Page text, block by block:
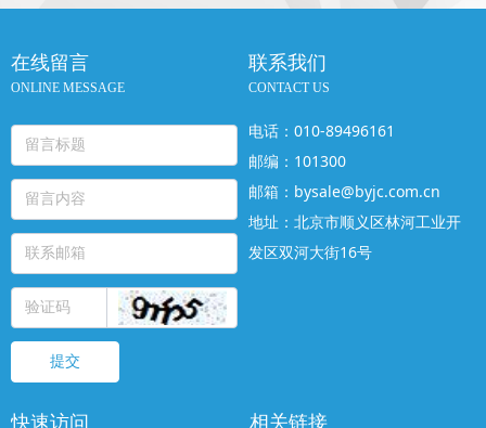
联系我们
CONTACT US
电话：010-89496161
邮编：101300
邮箱：bysale@byjc.com.cn
地址：北京市顺义区林河工业开
发区双河大街16号
在线留言
ONLINE MESSAGE
提交
快速访问 相关链接